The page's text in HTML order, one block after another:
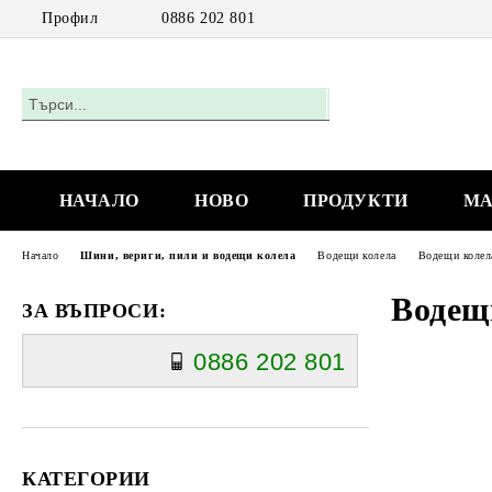
Профил 0886 202 801
НАЧАЛО НОВО ПРОДУКТИ
ЗА ВЪПРОСИ:
0886 202 801
КАТЕГОРИИ
Начало Шини, вериги, пили и водещи колела Водещи колела Водещи